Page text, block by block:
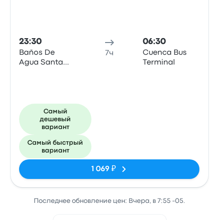
23:30
Baños De
Agua Santa
7ч
06:30
Cuenca Bus
Terminal
Самый
дешевый
вариант
Самый быстрый
вариант
1 069 ₽
Последнее обновление цен: Вчера, в 7:55 -05.